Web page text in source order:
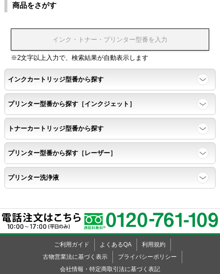
印刷耐久性
ページ印刷可能枚数・連続印刷時の安定性・経時変化の影響の確
認
寿命レポート
ページ収量、1,000ページあたりのパウダー消費量、転写率、
SAD値を計測
落下試験
外観
粉漏れや損傷箇所はないか目視確認
商品をさがす
※2文字以上入力で、検索結果が自動表示します
インクカートリッジ型番から探す
プリンター型番から探す［インクジェット］
トナーカートリッジ型番から探す
プリンター型番から探す［レーザー］
プリンター洗浄液
ご利用ガイド よくあるQA
利用規約
古物営業法に基づく表示
プライバシーポリシー
会社情報・特定商取引法に基づく表記